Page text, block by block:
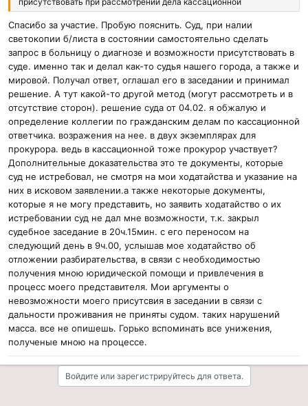
инстанцией, не является. Заявление адвоката ответчика о
наличии у последнего больничного листа не может служить
достаточным основанием для отложения дела"
Кроме того, непонятно, в кассационной жалобе Вы пишете,
решение в части отменить, определение обл. суда отменить -
какое решение или определение Вы обжалуете?
Совет - жалоба должна быть короткой - много листов не значит
хорошо, должно быть кратко и ёмко.
Непонятно Вы подали кассационную жалобу и какие возражения
на кассацию в двух экземплярах приложили?
Какие заявления в кассацию об истребовании дополнительных
доказательств!!!! Вы о чём???
Далее даже не рассматриваю
Спасибо за участие. Пробую пояснить. Суд, при налии
светокопии б/листа в состоянии самостоятельно сделать
запрос в больницу о диагнозе и возможности присутствовать в
суде. именно так и делал как-то судья нашего города, а также и
мировой. Получал ответ, оглашал его в заседании и принимал
решение. А тут какой-то другой метод (могут рассмотреть и в
отсутствие сторон). решение суда от 04.02. я обжалую и
определение коллегии по гражданским делам по кассационной
ответчика. возражения на нее. в двух экземплярах для
прокурора. ведь в кассационной тоже прокурор участвует?
Дополнительные доказательства это те документы, которые
суд не истребовал, не смотря на мои ходатайства и указание на
них в исковом заявлении.а также некоторые документы,
которые я не могу представить, но заявить ходатайство о их
истребовании суд не дал мне возможности, т.к. закрыл
судебное заседание в 20ч.15мин. с его переносом на
следующий день в 9ч.00, услышав мое ходатайство об
отложении разбирательства, в связи с необходимостью
получения мною юридической помощи и привлечения в
процесс моего представителя. Мои аргументы о
невозможности моего присутсвия в заседании в связи с
дальности проживания не приняты судом. таких нарушений
масса. все не опишешь. Горько вспоминать все унижения,
полученые мною на процессе.
Войдите или зарегистрируйтесь для ответа.